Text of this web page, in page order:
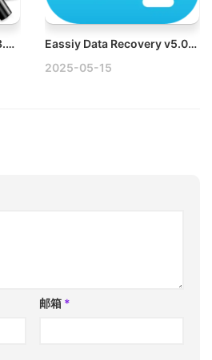
TurboMosaic Pro Plus v3.6.10 Mac蒙太奇马赛克图片制作工具破解版
Eassiy Data Recovery v5.0.8 Mac数据恢复专家破解版
2025-05-15
邮箱 *